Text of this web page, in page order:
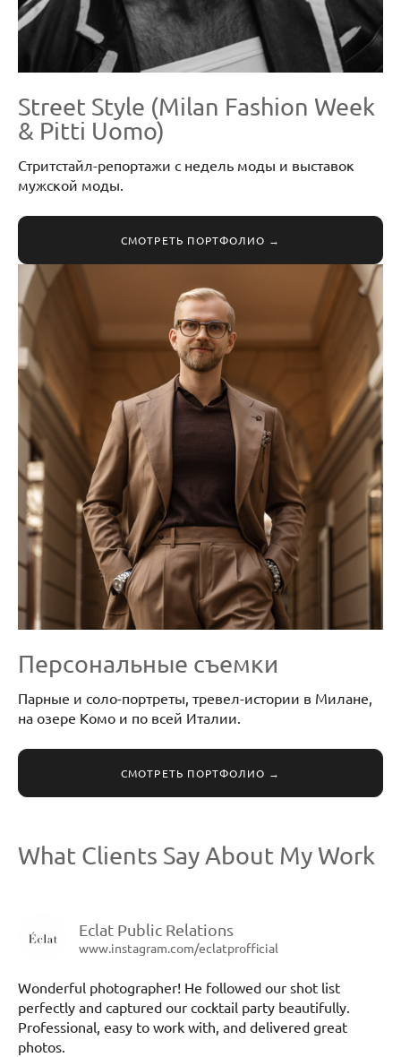
Street Style (Milan Fashion Week
& Pitti Uomo)
Стритстайл-репортажи с недель моды и выставок
мужской моды.
СМОТРЕТЬ ПОРТФОЛИО →
Персональные съемки
Парные и соло-портреты, тревел-истории в Милане,
на озере Комо и по всей Италии.
СМОТРЕТЬ ПОРТФОЛИО →
What Clients Say About My Work
Eclat Public Relations
www.instagram.com/eclatprofficial
Wonderful photographer! He followed our shot list
perfectly and captured our cocktail party beautifully.
Professional, easy to work with, and delivered great
photos.